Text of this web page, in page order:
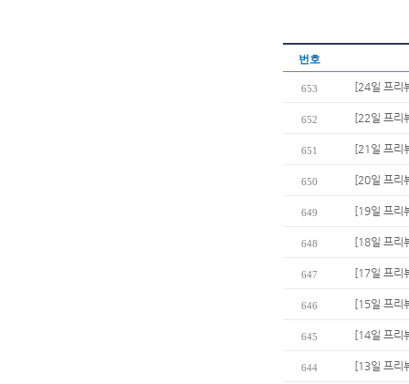
번호
653 [24일 프리
652 [22일 프리
651 [21일 프리
650 [20일 프리
649 [19일 프리
648 [18일 프리
647 [17일 프리
646 [15일 프리
645 [14일 프리
644 [13일 프리